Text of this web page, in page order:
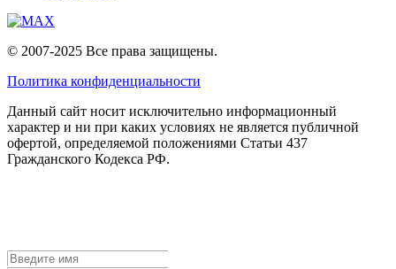
© 2007-2025 Все права защищены.
Политика конфиденциальности
Данный сайт носит исключительно информационный
характер и ни при каких условиях не является публичной
офертой, определяемой положениями Статьи 437
Гражданского Кодекса РФ.